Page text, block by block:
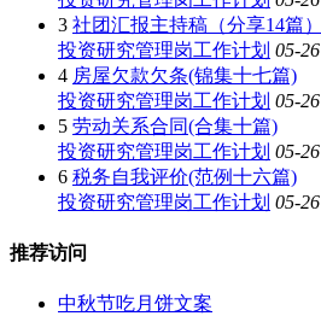
3 社团汇报主持稿（分享14篇）
投资研究管理岗工作计划 05-26
4 房屋欠款欠条(锦集十七篇)
投资研究管理岗工作计划 05-26
5 劳动关系合同(合集十篇)
投资研究管理岗工作计划 05-26
6 税务自我评价(范例十六篇)
投资研究管理岗工作计划 05-26
推荐访问
中秋节吃月饼文案